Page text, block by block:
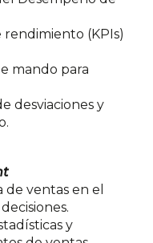
(KPIs)
mando para
desviaciones y
ventas en el
decisiones.
y